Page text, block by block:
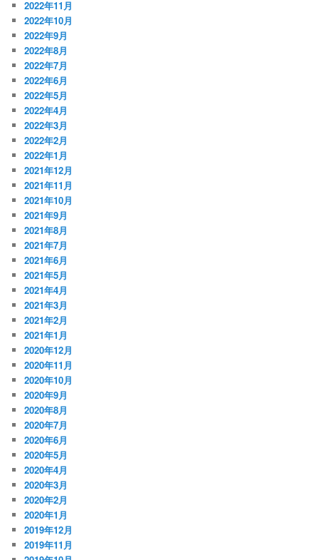
2022年11月
2022年10月
2022年9月
2022年8月
2022年7月
2022年6月
2022年5月
2022年4月
2022年3月
2022年2月
2022年1月
2021年12月
2021年11月
2021年10月
2021年9月
2021年8月
2021年7月
2021年6月
2021年5月
2021年4月
2021年3月
2021年2月
2021年1月
2020年12月
2020年11月
2020年10月
2020年9月
2020年8月
2020年7月
2020年6月
2020年5月
2020年4月
2020年3月
2020年2月
2020年1月
2019年12月
2019年11月